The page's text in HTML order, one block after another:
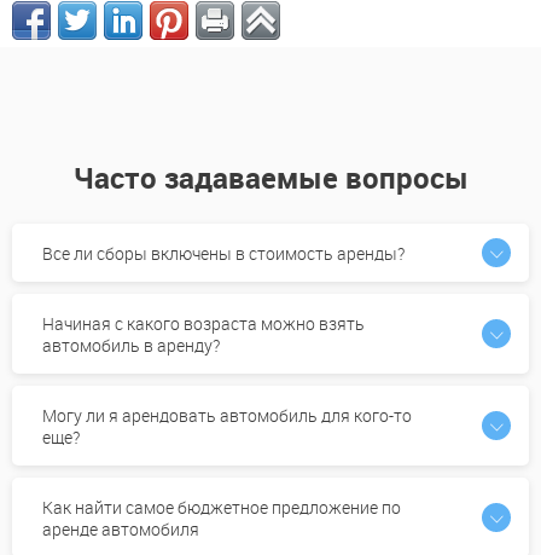
Часто задаваемые вопросы
Все ли сборы включены в стоимость аренды?
Начиная с какого возраста можно взять
автомобиль в аренду?
Могу ли я арендовать автомобиль для кого-то
еще?
Как найти самое бюджетное предложение по
аренде автомобиля